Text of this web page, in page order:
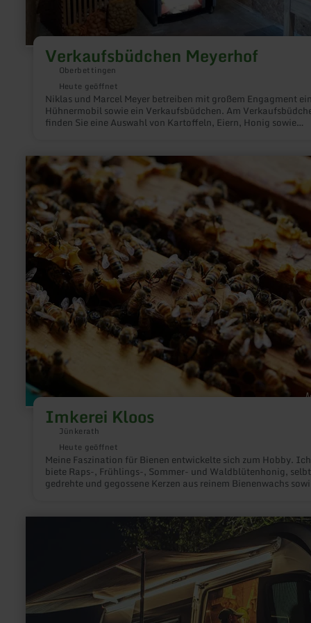
Verkaufsbüdchen Meyerhof
Oberbettingen
Heute geöffnet
Niklas und Marcel Meyer betreiben mit großem Engagment
Hühnermobil sowie ein Verkaufsbüdchen. Am
finden Sie eine Auswahl von Kartoffeln, Eiern, Honig sowie
Imkerei Kloos
Jünkerath
Heute geöffnet
Meine Faszination für Bienen entwickelte sich zum Hobby. Ich
biete Raps-, Frühlings-, Sommer- und Waldblütenhonig, selbt
gedrehte und gegossene Kerzen aus reinem Bienenwachs
mehr
erfahren
zu:
Imkerei
Kloos